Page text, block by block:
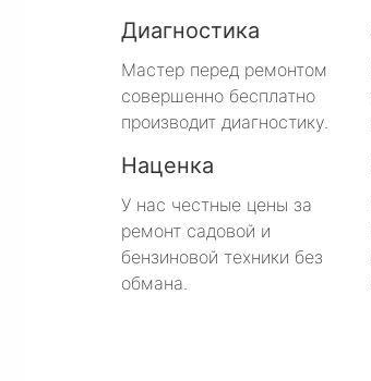
Диагностика
Мастер перед ремонтом
совершенно бесплатно
производит диагностику.
Наценка
У нас честные цены за
ремонт садовой и
бензиновой техники без
обмана.